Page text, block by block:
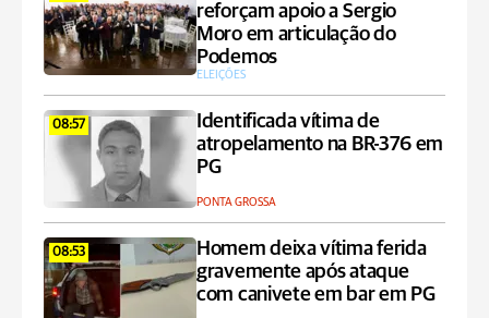
reforçam apoio a Sergio
Moro em articulação do
Podemos
ELEIÇÕES
08:57
Identificada vítima de
atropelamento na BR-376 em
PG
PONTA GROSSA
08:53
Homem deixa vítima ferida
gravemente após ataque
com canivete em bar em PG